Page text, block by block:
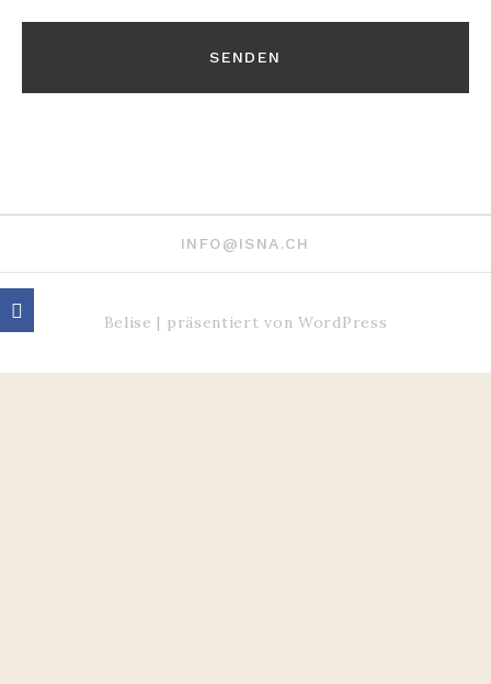
Belise | präsentiert vonWordPress
INFO@ISNA.CH